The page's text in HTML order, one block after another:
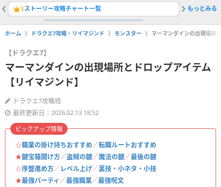
1ストーリー攻略チャート一覧 2転職ル
もっとみる
ホーム ドラクエ7攻略・リイマジンド モンスター マーマンダインの出現場所
【ドラクエ7】
マーマンダインの出現場所とドロップアイテム
【リイマジンド】
ドラクエ7攻略班
最終更新日：2026.02.13 18:52
☆職業の掛け持ちおすすめ／転職ルートおすすめ
★鍵宝箱開け方／盗賊の鍵／魔法の鍵／最後の鍵
☆序盤進め方／レベル上げ／裏技・小ネタ・小技
★最強パーティ／最強職業／最強呪文
ピックアップ情報